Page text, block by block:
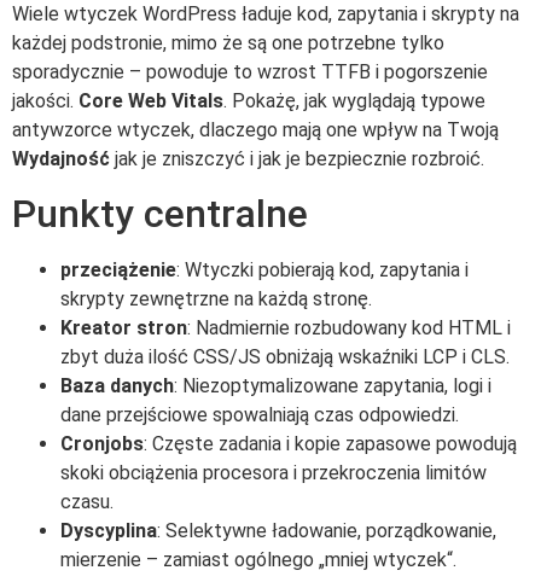
Wiele wtyczek WordPress ładuje kod, zapytania i skrypty na
każdej podstronie, mimo że są one potrzebne tylko
sporadycznie – powoduje to wzrost TTFB i pogorszenie
jakości. Core Web Vitals. Pokażę, jak wyglądają typowe
antywzorce wtyczek, dlaczego mają one wpływ na Twoją
Wydajność jak je zniszczyć i jak je bezpiecznie rozbroić.
Punkty centralne
przeciążenie: Wtyczki pobierają kod, zapytania i
skrypty zewnętrzne na każdą stronę.
Kreator stron: Nadmiernie rozbudowany kod HTML i
zbyt duża ilość CSS/JS obniżają wskaźniki LCP i CLS.
Baza danych: Niezoptymalizowane zapytania, logi i
dane przejściowe spowalniają czas odpowiedzi.
Cronjobs: Częste zadania i kopie zapasowe powodują
skoki obciążenia procesora i przekroczenia limitów
czasu.
Dyscyplina: Selektywne ładowanie, porządkowanie,
mierzenie – zamiast ogólnego „mniej wtyczek“.